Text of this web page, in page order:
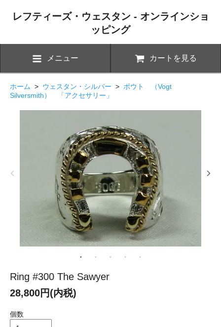
レフティーズ・ウェスタン - オンラインショ
ッピング
メニュー カートを見る
ホーム > ウェスタン・シルバー > ボウト （Vogt
Silversmith） 「アクセサリー」
Ring #300 The Sawyer
28,800円(内税)
個数